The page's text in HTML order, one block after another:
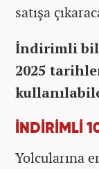
satışa
İndirimli
2025
İNDİRİMLİ
Yolcularına